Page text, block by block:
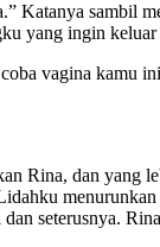
Katanya sambil
yang ingin keluar
vagina kamu
Rina, dan yang
seterusnya.